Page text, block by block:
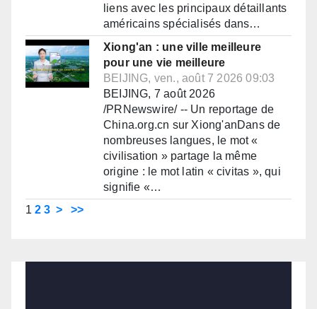
liens avec les principaux détaillants
américains spécialisés dans…
Xiong'an : une ville meilleure
pour une vie meilleure
BEIJING, ven., août 7 2026 09:03
BEIJING, 7 août 2026
/PRNewswire/ -- Un reportage de
China.org.cn sur Xiong'anDans de
nombreuses langues, le mot «
civilisation » partage la même
origine : le mot latin « civitas », qui
signifie «…
1 2 3 > >>